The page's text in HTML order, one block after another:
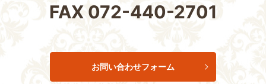
FAX 072-440-2701
お問い合わせフォーム